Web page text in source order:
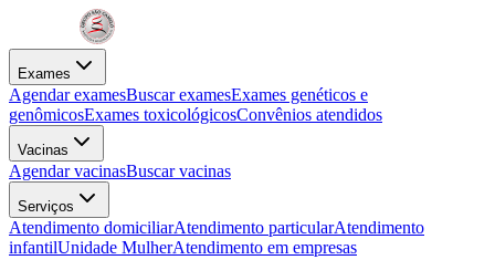
Exames
Agendar examesBuscar examesExames genéticos e
genômicosExames toxicológicosConvênios atendidos
Vacinas
Agendar vacinasBuscar vacinas
Serviços
Atendimento domiciliarAtendimento particularAtendimento
infantilUnidade MulherAtendimento em empresas